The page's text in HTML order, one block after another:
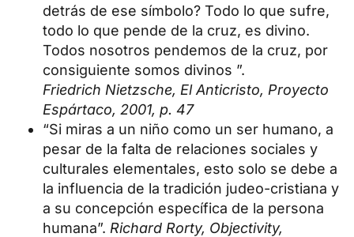
detrás de ese símbolo? Todo lo que sufre,
todo lo que pende de la cruz, es divino.
Todos nosotros pendemos de la cruz, por
consiguiente somos divinos ”.
Friedrich Nietzsche, El Anticristo, Proyecto
Espártaco, 2001, p. 47
“Si miras a un niño como un ser humano, a
pesar de la falta de relaciones sociales y
culturales elementales, esto solo se debe a
la influencia de la tradición judeo-cristiana y
a su concepción específica de la persona
humana”. Richard Rorty, Objectivity,